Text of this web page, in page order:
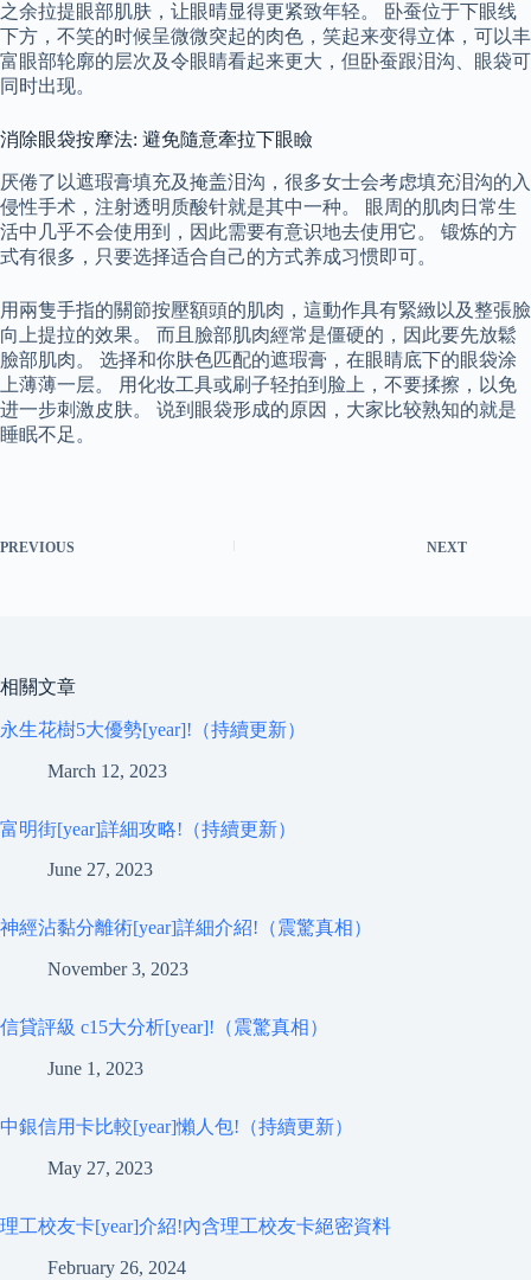
之余拉提眼部肌肤，让眼晴显得更紧致年轻。 卧蚕位于下眼线
下方，不笑的时候呈微微突起的肉色，笑起来变得立体，可以丰
富眼部轮廓的层次及令眼睛看起来更大，但卧蚕跟泪沟、眼袋可
同时出现。
消除眼袋按摩法: 避免隨意牽拉下眼瞼
厌倦了以遮瑕膏填充及掩盖泪沟，很多女士会考虑填充泪沟的入
侵性手术，注射透明质酸针就是其中一种。 眼周的肌肉日常生
活中几乎不会使用到，因此需要有意识地去使用它。 锻炼的方
式有很多，只要选择适合自己的方式养成习惯即可。
用兩隻手指的關節按壓額頭的肌肉，這動作具有緊緻以及整張臉
向上提拉的效果。 而且臉部肌肉經常是僵硬的，因此要先放鬆
臉部肌肉。 选择和你肤色匹配的遮瑕膏，在眼睛底下的眼袋涂
上薄薄一层。 用化妆工具或刷子轻拍到脸上，不要揉擦，以免
进一步刺激皮肤。 说到眼袋形成的原因，大家比较熟知的就是
睡眠不足。
PREVIOUS NEXT
相關文章
永生花樹5大優勢[year]!（持續更新）
March 12, 2023
富明街[year]詳細攻略!（持續更新）
June 27, 2023
神經沾黏分離術[year]詳細介紹!（震驚真相）
November 3, 2023
信貸評級 c15大分析[year]!（震驚真相）
June 1, 2023
中銀信用卡比較[year]懶人包!（持續更新）
May 27, 2023
理工校友卡[year]介紹!內含理工校友卡絕密資料
February 26, 2024